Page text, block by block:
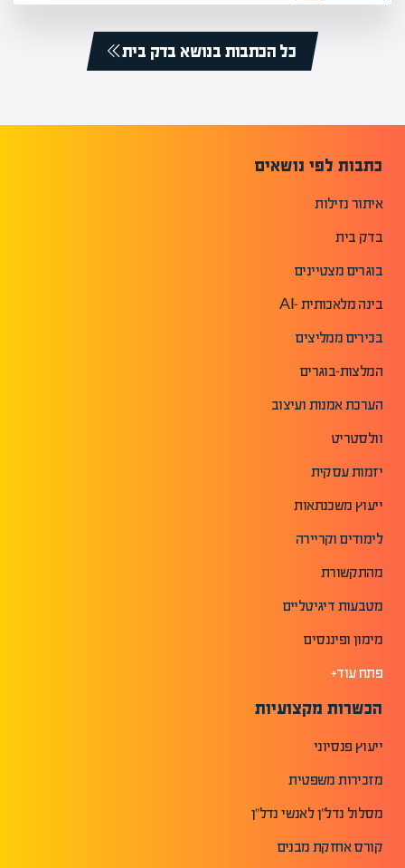
כל הכתבות בנושא בדק בית
כתבות לפי נושאים
איתור נזילות
בדק בית
בוגרים מצטיינים
בינה מלאכותית -AI
בכירים ממליצים
המלצות-בוגרים
הערכת אמנות ועיצוב
וולסטריט
יזמות עסקית
ייעוץ משכנתאות
לימודים וקריירה
מהתקשורת
מטבעות דיגיטליים
מימון ופיננסים
פתח עוד+
הכשרות מקצועיות
ייעוץ פנסיוני
מזכירות משפטית
מסלול נדל"ן לאנשי נדל"ן
קורס אחזקת מבנים